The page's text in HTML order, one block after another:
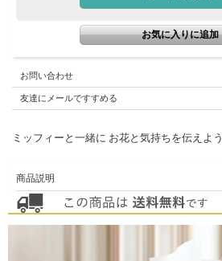
お問い合わせ
友達にメールですすめる
ミッフィーと一緒に お花と気持ちを伝えよう
商品説明